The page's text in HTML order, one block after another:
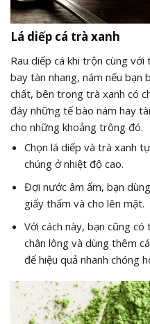
Lá diếp cá trà xanh
Rau diếp cá khi trộn cùng
bay tàn nhang, nám nếu bạn
chất, bên trong trà xanh có
đáy những tế bào nám hay
cho những khoảng trông đó.
Chọn lá diếp và trà xanh
chúng ở nhiệt độ cao.
Đợi nước âm ấm, bạn
giấy thấm và cho lên mặt.
Với cách này, bạn cũng
chân lông và dùng thêm
để hiệu quả nhanh chóng